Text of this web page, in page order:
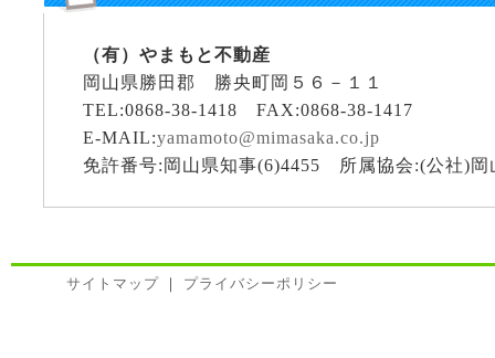
（有）やまもと不動産
岡山県勝田郡 勝央町岡５６－１１
TEL:0868-38-1418 FAX:0868-38-1417
E-MAIL:yamamoto@mimasaka.co.jp
免許番号:岡山県知事(6)4455 所属協会:(公社)岡
サイトマップ ｜ プライバシーポリシー